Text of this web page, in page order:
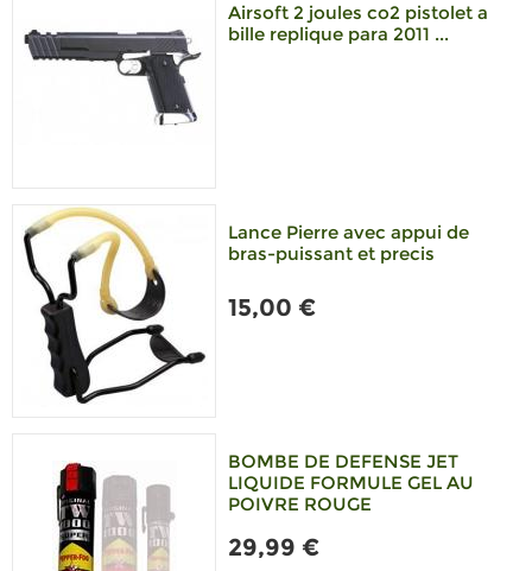
Airsoft 2 joules co2 pistolet a
bille replique para 2011 ...
Lance Pierre avec appui de
bras-puissant et precis
15,00 €
BOMBE DE DEFENSE JET
LIQUIDE FORMULE GEL AU
POIVRE ROUGE
29,99 €